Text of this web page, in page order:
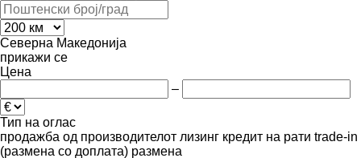
Северна Македонија
прикажи се
Цена
–
Тип на оглас
продажба од производителот лизинг кредит на рати trade-in
(размена со доплата) размена